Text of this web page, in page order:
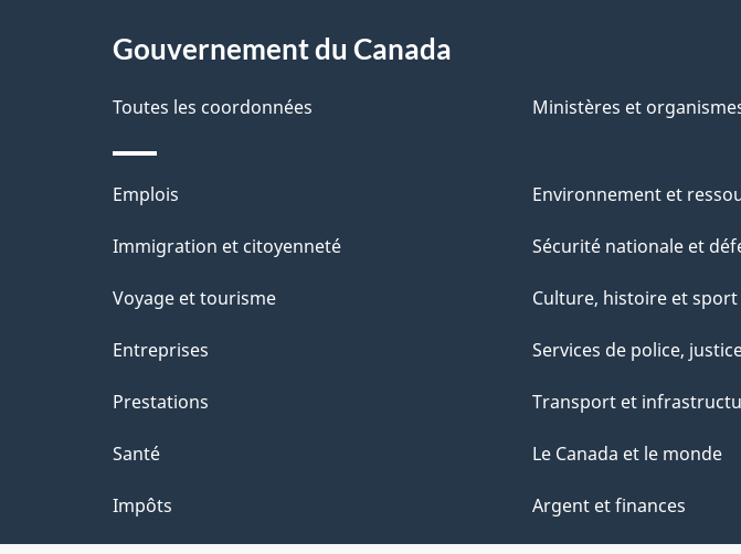
a
l
s
d
e
l
a
p
a
proposGouvernement du Canada
Toutes les coordonnées Ministères et
Thèmes
et
Emplois
Immigration et citoyenneté
Voyage et tourisme
Entreprises
Prestations
Santé
Impôts
Environnement et
Sécurité nationale et
Culture, histoire et sport
Services de police,
Transport et
Le Canada et le monde
Argent et finances